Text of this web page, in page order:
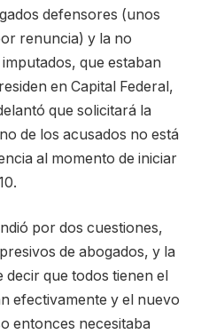
defensores (unos
renuncia) y la no
que estaban
en Capital Federal,
que solicitará la
de los acusados no está
al momento de iniciar
por dos cuestiones,
de abogados, y la
que todos tienen el
efectivamente y el nuevo
entonces necesitaba